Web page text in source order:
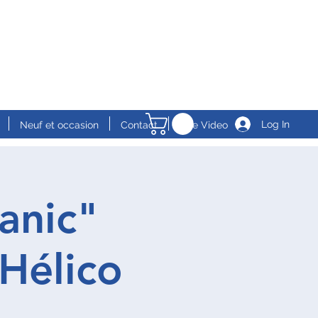
Neuf et occasion Contact Live Video Log In